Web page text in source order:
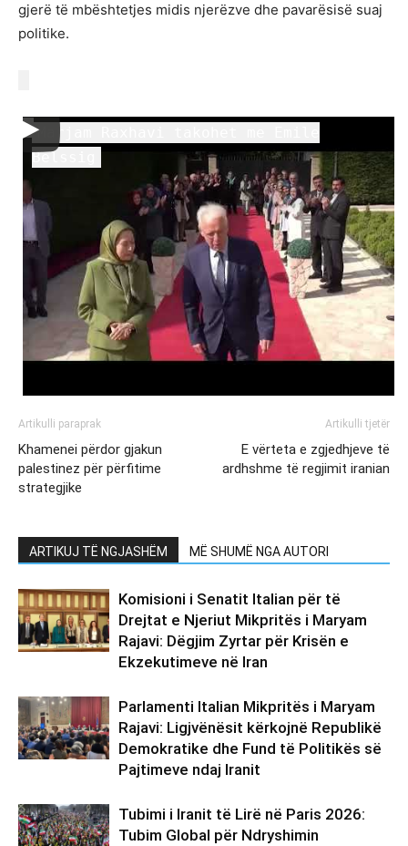
gjerë të mbështetjes midis njerëzve dhe pavarësisë suaj
politike.
Marjam Raxhavi takohet me Emile
Belssig
Artikulli paraprak
Khamenei përdor gjakun
palestinez për përfitime
strategjike
Artikulli tjetër
E vërteta e zgjedhjeve të
ardhshme të regjimit iranian
ARTIKUJ TË NGJASHËM MË SHUMË NGA AUTORI
Komisioni i Senatit Italian për të
Drejtat e Njeriut Mikpritës i Maryam
Rajavi: Dëgjim Zyrtar për Krisën e
Ekzekutimeve në Iran
Parlamenti Italian Mikpritës i Maryam
Rajavi: Ligjvënësit kërkojnë Republikë
Demokratike dhe Fund të Politikës së
Pajtimeve ndaj Iranit
Tubimi i Iranit të Lirë në Paris 2026:
Tubim Global për Ndryshimin